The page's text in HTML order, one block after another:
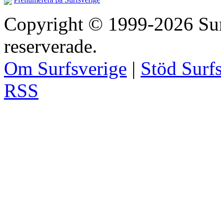
Copyright © 1999-2026
reserverade.
Om Surfsverige | Stöd
RSS